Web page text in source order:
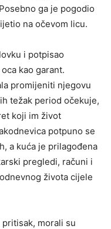
ga je pogodio
na očevom licu.
i potpisao
kao garant.
promijeniti njegovu
težak period očekuje,
koji im život
potpuno se
a kuća je prilagođena
pregledi, računi i
života cijele
morali su